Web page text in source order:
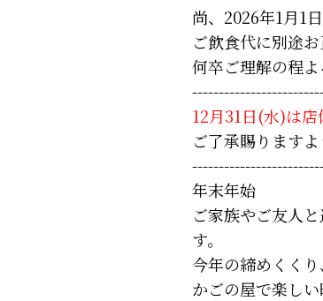
尚、2026年1月1
ご飲食代に別途
何卒ご理解の程よ
12月31日(水)は店
ご了承賜りますよ
年末年始
ご家族やご友人
す。
今年の締めくく
かごの屋で楽しい